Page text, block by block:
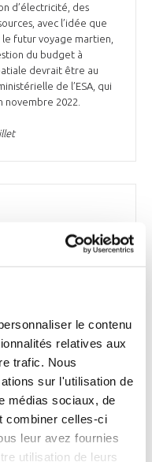
le contenu
relatives aux
trafic. Nous
sur l'utilisation de
médias sociaux, de
combiner celles-ci
leur avez fournies
utilisation de leurs
d’électricité, des
avec l’idée que
le futur voyage martien,
du budget à
devrait être au
de l’ESA, qui
novembre 2022.
a donné à voir
de 15 nouvelles
sous-directrice de
a dévoilé une
les
les lanceurs et
les sous-systèmes
d'unir leurs forces au
France. Les